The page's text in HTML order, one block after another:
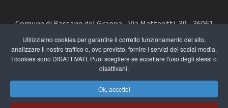
Utilizziamo cookies per garantire il corretto funzionamento del sito,
analizzare il nostro traffico e, ove previsto, fornire i servizi dei social media.
I cookies sono DISATTIVATI. Puoi scegliere se accettare l'uso degli stessi o
disattivarli.
Ok, accetto!
Comune di Bassano del Grappa - Via Matteotti, 39 - 36061
Bassano del Grappa VI - Telefono 0424 519111 - codice fiscale
e partita IVA 00168480242
segnala un problema di accessibilità
accessibilità